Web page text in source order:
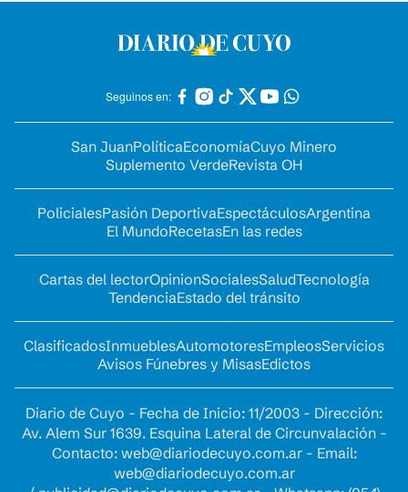
Seguinos en:
San JuanPolíticaEconomíaCuyo Minero
Suplemento VerdeRevista OH
PolicialesPasión DeportivaEspectáculosArgentina
El MundoRecetasEn las redes
Cartas del lectorOpinionSocialesSaludTecnología
TendenciaEstado del tránsito
ClasificadosInmueblesAutomotoresEmpleosServicios
Avisos Fúnebres y MisasEdictos
Diario de Cuyo - Fecha de Inicio: 11/2003 - Dirección:
Av. Alem Sur 1639. Esquina Lateral de Circunvalación -
Contacto: web@diariodecuyo.com.ar- Email:
web@diariodecuyo.com.ar